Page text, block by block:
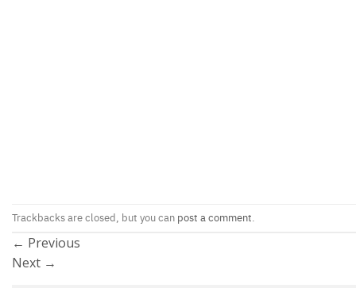
Trackbacks are closed, but you can post a comment.
← Previous
Next →